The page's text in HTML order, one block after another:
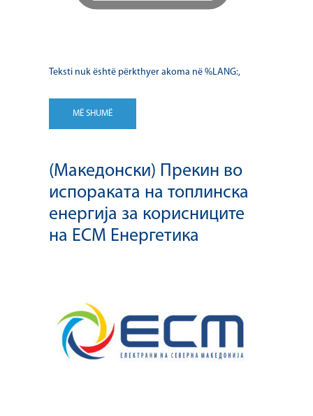
Teksti nuk është përkthyer akoma në %LANG:,
MË SHUMË
(Македонски) Прекин во
испораката на топлинска
енергија за корисниците
на ЕСМ Енергетика